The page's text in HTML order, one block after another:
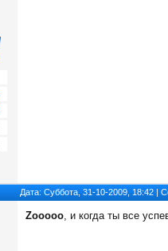
Дата: Суббота, 31-10-2009, 18:42 |
Zooooo, и когда ты все